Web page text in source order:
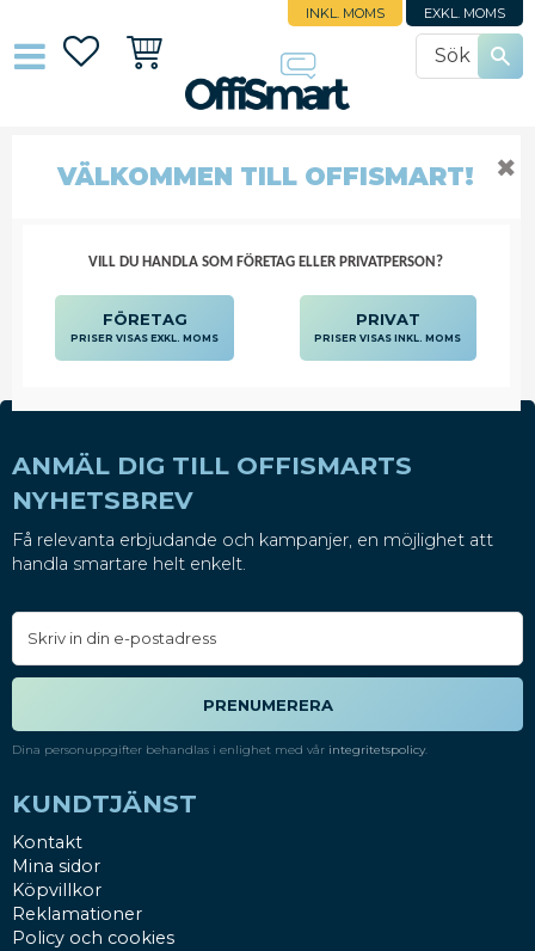
INKL. MOMS EXKL. MOMS
FavoriterKundvagn
HÖRLURAR BARN
HÖRLURAR BARN
ANMÄL DIG TILL OFFISMARTS
NYHETSBREV
Få relevanta erbjudande och kampanjer, en möjlighet att
handla smartare helt enkelt.
PRENUMERERA
Dina personuppgifter behandlas i enlighet med vår integritetspolicy.
KUNDTJÄNST
Kontakt
Mina sidor
Köpvillkor
Reklamationer
Policy och cookies
VÄLKOMMEN TILL OFFISMART!
VILL DU HANDLA SOM FÖRETAG ELLER PRIVATPERSON?
FÖRETAG
PRISER VISAS EXKL. MOMS
PRIVAT
PRISER VISAS INKL. MOMS
✖